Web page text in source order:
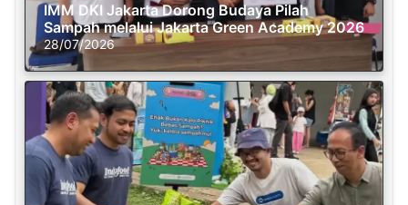
IMM DKI Jakarta Dorong Budaya Pilah
Sampah melalui Jakarta Green Academy 2026
28/07/2026